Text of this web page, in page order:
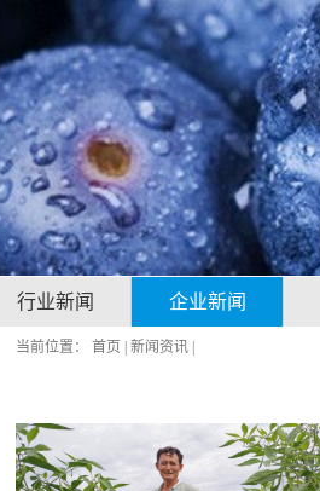
行业新闻 企业新闻
当前位置： 首页 新闻资讯